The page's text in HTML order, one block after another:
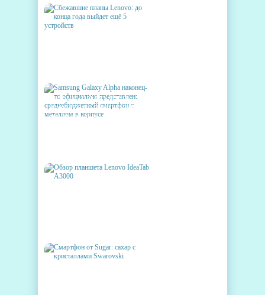
SAMSUNG GALAXY ALPHA
НАКОНЕЦ-ТО ОФИЦИАЛЬНО
ПРЕДСТАВЛЕН: